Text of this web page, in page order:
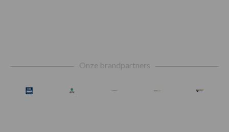
Onze brandpartners